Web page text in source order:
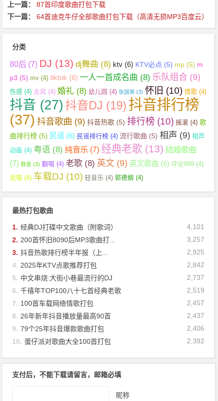
上一篇：
87首印度歌曲打包下载
下一篇：
64首迪克牛仔全部歌曲打包下载（高清无损MP3百度云）
分类
80后 (7) DJ (13) dj舞曲 (8) ktv (6) KTV必点 (5) mp (5) m
p3 (5) mv (4) tiktok (6) 一人一首成名曲 (8) 乐队组合 (9)
伤感 (4) 古风 (4) 婚礼 (8) 幼儿园 (4) 张国荣 (3) 怀旧 (10) 情歌 (4)
抖音 (27) 抖音DJ (19) 抖音排行榜
(37) 抖音歌曲 (9) 抖音热歌 (5) 排行榜 (10) 摇滚 (4) 歌
曲排行榜 (5) 民谣 (6) 民谣排行榜 (4) 流行歌曲 (5) 相声 (9) 相声
动画 (4) 粤语 (8) 纯音乐 (7) 经典老歌 (13) 结婚歌曲
(7) 群星 (3) 翻唱 (4) 老歌 (8) 英文 (9) 英文歌曲 (6) 评论999 (4)
说唱 (4) 车载DJ (10) 轻音乐 (4) 郭德纲 (4)
最热打包歌曲
4,101
1. 经典DJ打碟中文歌曲（附歌词）
3,257
2. 200首怀旧8090后MP3歌曲打...
2,925
3. 抖音热歌排行榜半年报（上...
2,842
4. 2025年KTV点歌推荐打包
2,737
5. 中文串烧:大街小巷最流行的DJ
2,519
6. 千禧年TOP100八十七首经典老歌
2,457
7. 100首车载网络情歌打包
2,437
8. 26年新年抖音播放量最高90首
2,406
9. 79个25年抖音爆款歌曲打包
2,392
10. 蛋仔派对歌曲大全100首打包
支付后，不能下载请留言，邮箱必填
昵称